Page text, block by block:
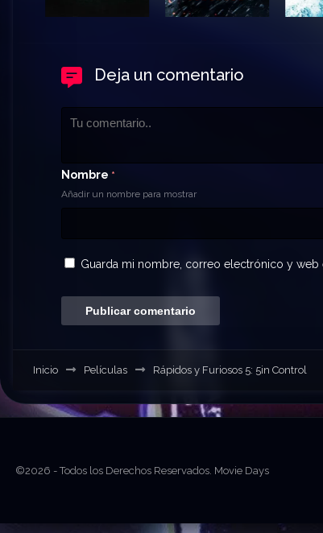
Deja un comentario
Nombre *
Añadir un nombre para mostrar
Guarda mi nombre, correo electrónico y web
Inicio Películas Rápidos y Furiosos 5: 5in Control
©2026 - Todos los Derechos Reservados. Movie Days